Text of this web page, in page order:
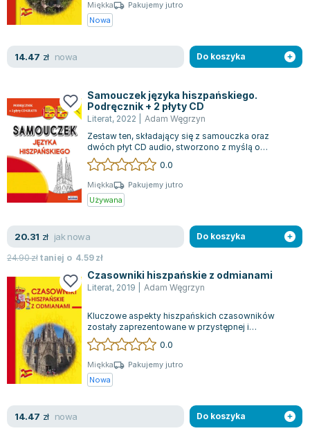
Książki o naukach politycznych dla studentów
Książki do nauk społecznych dla studentów
Prawo - książki dla studentów
Technologia żywności - książki
Zarządzanie i marketing - książki
Nauka języków obcych - książki
Podręczniki dla nauczycieli - metodyka
Repetytoria, testy i materiały pomocnicze
Bolesław Prus
Wanda Chotomska
Clive Staples Lewis
Martyna Wojciechowska
Melissa De la Cruz
Blanka Lipińska
Jaś Kapela
Agatha Christie
Witold Gadowski
Marcin Kowalczyk
Piotr Zychowicz
Joanna Jabłczyńska
Piotr Kościelny
Jan Piński
Zygmunt Freud
Agata Passent
Michel Moran
Maciej Orłoś
Katarzyna Miller
Miękka
Pakujemy jutro
Nowa
14.47 zł nowa Do koszyka
Samouczek języka hiszpańskiego.
Podręcznik + 2 płyty CD
Literat, 2022
Adam Węgrzyn
Zestaw ten, składający się z samouczka oraz
dwóch płyt CD audio, stworzono z myślą o
samodzielnej i skutecznej nauce podstaw język...
0.0
Miękka
Pakujemy jutro
Używana
20.31 zł jak nowa
24.90złtaniej o 4.59zł
Do koszyka
Czasowniki hiszpańskie z odmianami
Literat, 2019 Adam Węgrzyn
Kluczowe aspekty hiszpańskich czasowników
zostały zaprezentowane w przystępnej i
interesującej formie, co ułatwia skuteczną naukę....
0.0
Miękka
Pakujemy jutro
Nowa
14.47 zł nowa Do koszyka